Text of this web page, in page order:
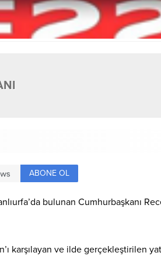
ABONE OL
bulunan Cumhurbaşkanı
karşılayan ve ilde gerçekleştirilen